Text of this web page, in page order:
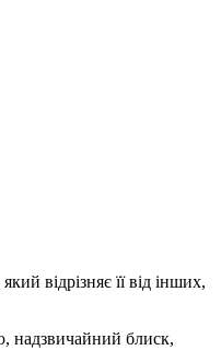
відрізняє її від інших,
надзвичайний блиск,